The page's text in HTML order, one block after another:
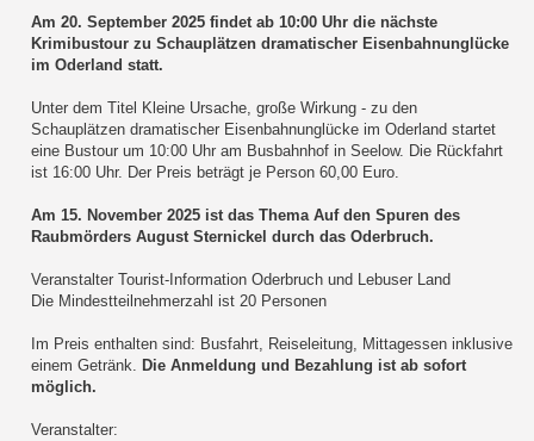
Am 20. September 2025 findet ab 10:00 Uhr die nächste
Krimibustour zu Schauplätzen dramatischer Eisenbahnunglücke
im Oderland statt.
Unter dem Titel Kleine Ursache, große Wirkung - zu den
Schauplätzen dramatischer Eisenbahnunglücke im Oderland startet
eine Bustour um 10:00 Uhr am Busbahnhof in Seelow. Die Rückfahrt
ist 16:00 Uhr. Der Preis beträgt je Person 60,00 Euro.
Am 15. November 2025 ist das Thema Auf den Spuren des
Raubmörders August Sternickel durch das Oderbruch.
Veranstalter Tourist-Information Oderbruch und Lebuser Land
Die Mindestteilnehmerzahl ist 20 Personen
Im Preis enthalten sind: Busfahrt, Reiseleitung, Mittagessen inklusive
einem Getränk. Die Anmeldung und Bezahlung ist ab sofort
möglich.
Veranstalter: